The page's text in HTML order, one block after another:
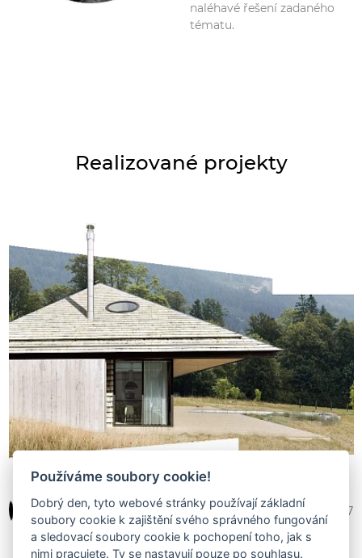
naléhavé řešení zadaného
tématu.
Realizované projekty
Ondřej Homa
398 327
Používáme soubory cookie!
Dobrý den, tyto webové stránky používají základní
soubory cookie k zajištění svého správného fungování
a sledovací soubory cookie k pochopení toho, jak s
nimi pracujete. Ty se nastavují pouze po souhlasu.